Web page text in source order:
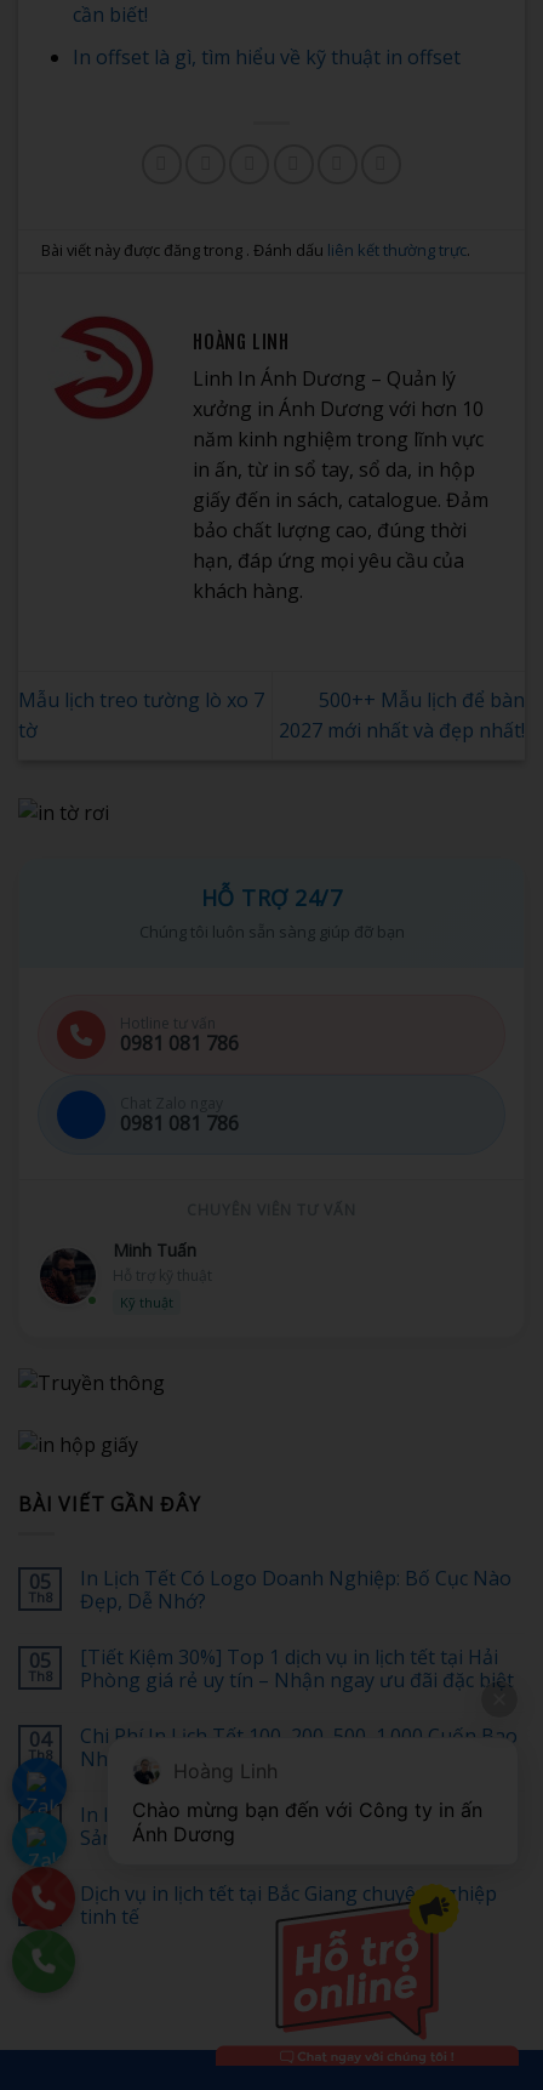
cần biết!
In offset là gì, tìm hiểu về kỹ thuật in offset
Bài viết này được đăng trong . Đánh dấu liên kết thường trực.
HOÀNG LINH
Linh In Ánh Dương – Quản lý
xưởng in Ánh Dương với hơn 10
năm kinh nghiệm trong lĩnh vực
in ấn, từ in sổ tay, sổ da, in hộp
giấy đến in sách, catalogue. Đảm
bảo chất lượng cao, đúng thời
hạn, đáp ứng mọi yêu cầu của
khách hàng.
Mẫu lịch treo tường lò xo 7
tờ
500++ Mẫu lịch để bàn
2027 mới nhất và đẹp nhất!
HỖ TRỢ 24/7
Chúng tôi luôn sẵn sàng giúp đỡ bạn
Hotline tư vấn
0981 081 786
0981 081 786
Minh Tuấn
Hỗ trợ kỹ thuật
Kỹ thuật
BÀI VIẾT GẦN ĐÂY
05
Th8
In Lịch Tết Có Logo Doanh Nghiệp: Bố Cục Nào
Đẹp, Dễ Nhớ?
bình
luận
ở
Tết
Có
Logo
Bố
Cục
Nào
Nhớ?
05
Th8
[Tiết Kiệm 30%] Top 1 dịch vụ in lịch tết tại Hải
Phòng giá rẻ uy tín – Nhận ngay ưu đãi đặc biệt
bình
luận
ở
30%]
Top
1
in
lịch
tết
–
04
Th8
Chi Phí In Lịch Tết 100, 200, 500, 1.000 Cuốn Bao
Nhiêu?
bình
luận
ở
In
Lịch
Tết
04
Th8
In Lịch Tết Hưng Yên: Tôn Vinh Văn Hóa và Di
Sản Địa Phương
bình
luận
ở
Văn
03
Th8
Dịch vụ in lịch tết tại Bắc Giang chuyên nghiệp
tinh tế
in
Hoàng Linh
Chào mừng bạn đến với Công ty in ấn
Ánh Dương